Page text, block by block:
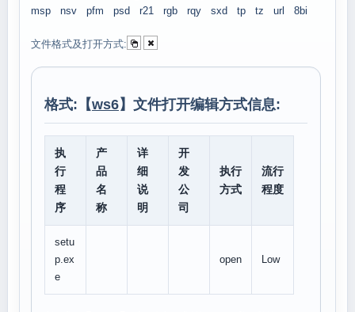
msp
nsv pfm psd r21 rgb rqy sxd tp tz url 8bi
文件格式及打开方式:
格式:【ws6】文件打开编辑方式信息:
执
行
程
序
产
品
名
称
详
细
说
明
开
发
公
司
执行
方式
流行
程度
setu
p.ex
e
open Low